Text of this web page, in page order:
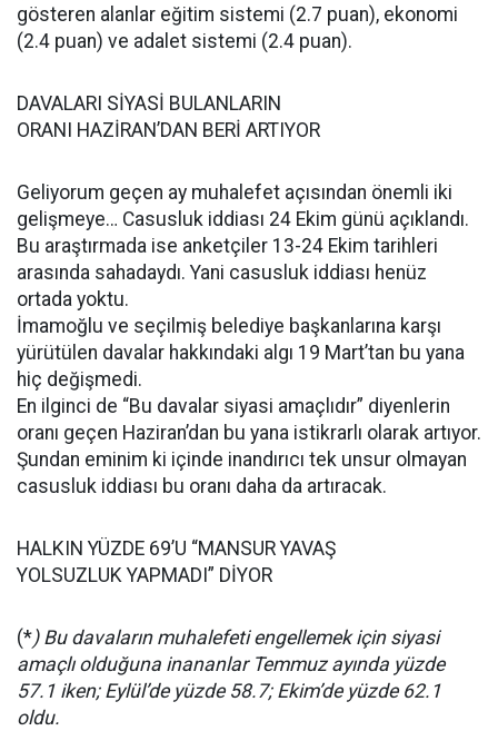
gösteren alanlar eğitim sistemi (2.7 puan), ekonomi
(2.4 puan) ve adalet sistemi (2.4 puan).
DAVALARI SİYASİ BULANLARIN
ORANI HAZİRAN’DAN BERİ ARTIYOR
Geliyorum geçen ay muhalefet açısından önemli iki
gelişmeye… Casusluk iddiası 24 Ekim günü açıklandı.
Bu araştırmada ise anketçiler 13-24 Ekim tarihleri
arasında sahadaydı. Yani casusluk iddiası henüz
ortada yoktu.
İmamoğlu ve seçilmiş belediye başkanlarına karşı
yürütülen davalar hakkındaki algı 19 Mart’tan bu yana
hiç değişmedi.
En ilginci de “Bu davalar siyasi amaçlıdır” diyenlerin
oranı geçen Haziran’dan bu yana istikrarlı olarak artıyor.
Şundan eminim ki içinde inandırıcı tek unsur olmayan
casusluk iddiası bu oranı daha da artıracak.
HALKIN YÜZDE 69’U “MANSUR YAVAŞ
YOLSUZLUK YAPMADI” DİYOR
(*) Bu davaların muhalefeti engellemek için siyasi
amaçlı olduğuna inananlar Temmuz ayında yüzde
57.1 iken; Eylül’de yüzde 58.7; Ekim’de yüzde 62.1
oldu.